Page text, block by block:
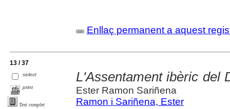
Enllaç permanent a aquest
13 / 37
select
print
Text complet
L'Assentament ibèric del
Ester Ramon Sariñena
Ramon i Sariñena, Ester